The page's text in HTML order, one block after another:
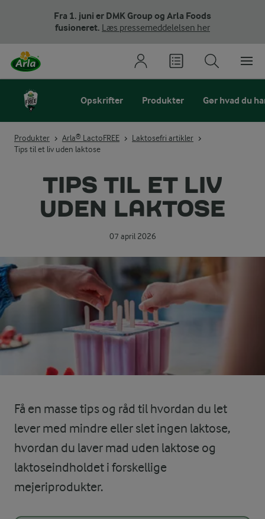
Fra 1. juni er DMK Group og Arla Foods
fusioneret. Læs pressemeddelelsen her
Opskrifter Produkter Gør hvad du
Produkter Arla® LactoFREE
Laktosefri artikler
Tips til et liv uden laktose
TIPS TIL ET LIV
UDEN LAKTOSE
07 april 2026
Få en masse tips og råd til hvordan du let
lever med mindre eller slet ingen laktose,
hvordan du laver mad uden laktose og
laktoseindholdet i forskellige
mejeriprodukter.